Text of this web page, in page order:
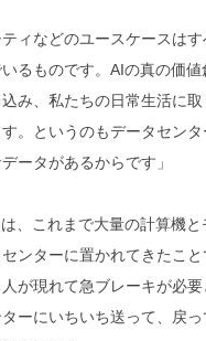
ティなどのユースケースは
るものです。AIの真の価値
み、私たちの日常生活に取
。というのもデータセンタ
ータがあるからです」
は、これまで大量の計算機
ンターに置かれてきたこ
が現れて急ブレーキが必要
ーにいちいち送って、戻